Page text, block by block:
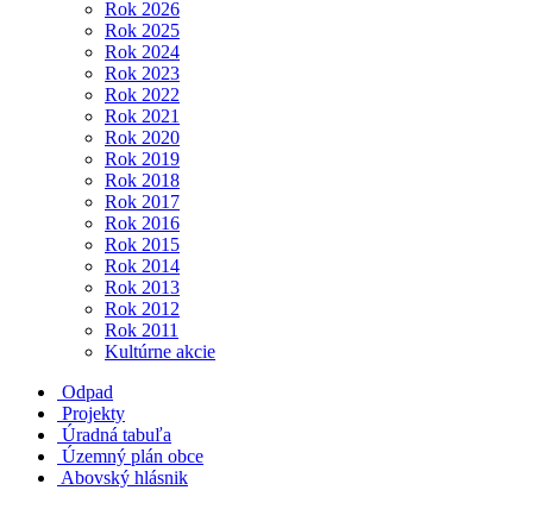
Rok 2026
Rok 2025
Rok 2024
Rok 2023
Rok 2022
Rok 2021
Rok 2020
Rok 2019
Rok 2018
Rok 2017
Rok 2016
Rok 2015
Rok 2014
Rok 2013
Rok 2012
Rok 2011
Kultúrne akcie
Odpad
Projekty
Úradná tabuľa
Územný plán obce
Abovský hlásnik